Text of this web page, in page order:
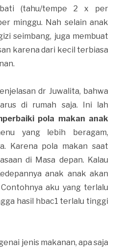
(tahu/tempe 2 x per
minggu. Nah selain anak
seimbang, juga membuat
karena dari kecil terbiasa
dr Juwalita, bahwa
di rumah saja. Ini lah
pola makan anak
yang lebih beragam,
Karena pola makan saat
di Masa depan. Kalau
anak anak akan
aku yang terlalu
hasil hbac1 terlalu tinggi
jenis makanan, apa saja